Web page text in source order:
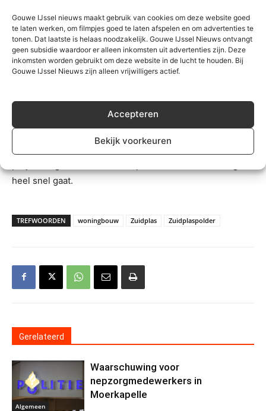
Gouwe IJssel nieuws maakt gebruik van cookies om deze website goed
te laten werken, om filmpjes goed te laten afspelen en om advertenties te
tonen. Dat laatste is helaas noodzakelijk. Gouwe IJssel Nieuws ontvangt
geen subsidie waardoor er alleen inkomsten uit advertenties zijn. Deze
inkomsten worden gebruikt om deze website in de lucht te houden. Bij
Gouwe IJssel Nieuws zijn alleen vrijwilligers actief.
Accepteren
Bekijk voorkeuren
Overigens worden de plannen die er al zijn zo snel
mogelijk uitgevoerd. De komende jaren zal er
voornamelijk bij Zevenhuizen gebouwd worden in
Zevenhuizen-Zuid. De eerste 500 woningen van de 1.400
van de 550 woningen klaar en in Moordrecht wordt in de
Brinkhorst hard gebouwd aan 350 woningen. In
Nieuwerkerk aan den IJssel komen sowieso 550
woningen in het nieuwe deel van Esse laag. Voor alle
heel snel gaat.
TREFWOORDEN woningbouw Zuidplas Zuidplaspolder
Gerelateerd
Algemeen
Waarschuwing voor
nepzorgmedewerkers in
Moerkapelle